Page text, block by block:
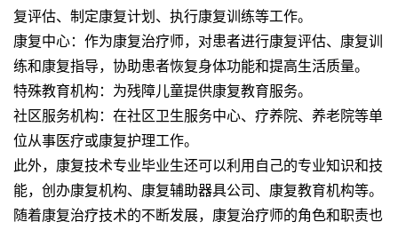
复评估、制定康复计划、执行康复训练等工作。
康复中心：作为康复治疗师，对患者进行康复评估、康复训
练和康复指导，协助患者恢复身体功能和提高生活质量。
特殊教育机构：为残障儿童提供康复教育服务。
社区服务机构：在社区卫生服务中心、疗养院、养老院等单
位从事医疗或康复护理工作。
此外，康复技术专业毕业生还可以利用自己的专业知识和技
能，创办康复机构、康复辅助器具公司、康复教育机构等。
随着康复治疗技术的不断发展，康复治疗师的角色和职责也